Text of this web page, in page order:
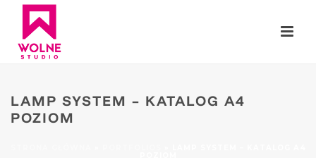
LAMP SYSTEM – KATALOG A4
POZIOM